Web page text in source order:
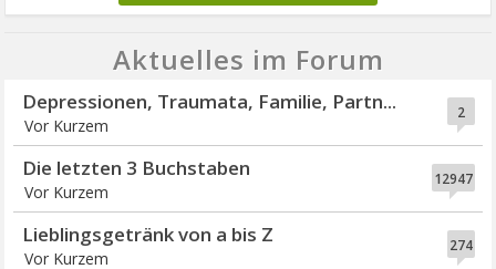
Aktuelles im Forum
2
Depressionen, Traumata, Familie, Partn...
Vor Kurzem
12947
Die letzten 3 Buchstaben
Vor Kurzem
274
Lieblingsgetränk von a bis Z
Vor Kurzem